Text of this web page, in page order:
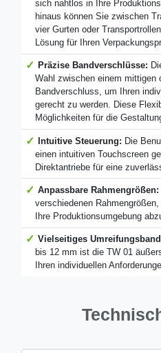
sich nahtlos in Ihre
hinaus können Sie zwischen
vier Gurten oder
Lösung für Ihren
Präzise Bandverschlüsse:
Wahl zwischen einem mittigen
Bandverschluss, um Ihren
gerecht zu werden. Diese
Möglichkeiten für die
Intuitive Steuerung: Die
einen intuitiven Touchscreen
Direktantriebe für eine
Anpassbare
verschiedenen
Ihre Produktionsumgebung
Vielseitiges
bis 12 mm ist die TW 01
Ihren individuellen